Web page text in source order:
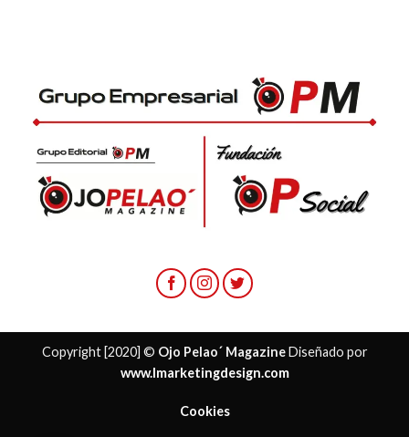
Copyright [2020] © Ojo Pelao´ MagazineDiseñado por
www.lmarketingdesign.com
Cookies